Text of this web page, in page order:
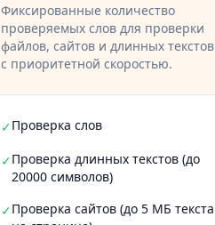
Фиксированные количество
проверяемых слов для проверки
файлов, сайтов и длинных текстов
с приоритетной скоростью.
✓Проверка слов
✓Проверка длинных текстов (до
20000 символов)
✓Проверка сайтов (до 5 МБ текста